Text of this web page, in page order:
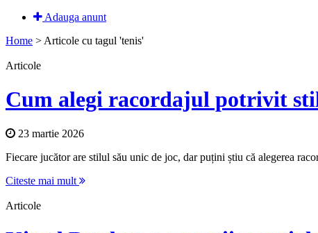
Adauga anunt
Home > Articole cu tagul 'tenis'
Articole
Cum alegi racordajul potrivit
23 martie 2026
Fiecare jucător are stilul său unic de joc, dar puțini știu că alegerea
Citeste mai mult
Articole